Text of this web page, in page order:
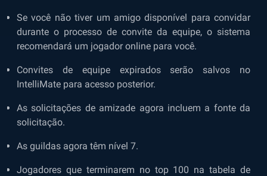
Se você não tiver um amigo disponível para convidar
durante o processo de convite da equipe, o sistema
recomendará um jogador online para você.
Convites de equipe expirados serão salvos no
IntelliMate para acesso posterior.
As solicitações de amizade agora incluem a fonte da
solicitação.
As guildas agora têm nível 7.
Jogadores que terminarem no top 100 na tabela de